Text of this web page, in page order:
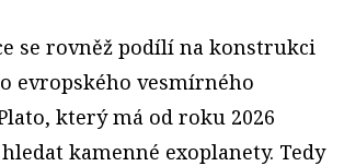
se rovněž podílí na konstrukci
evropského vesmírného
který má od roku 2026
kamenné exoplanety. Tedy